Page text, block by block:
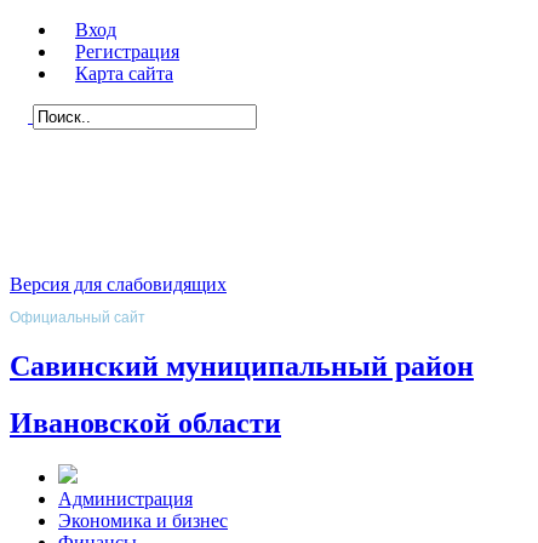
Вход
Регистрация
Карта сайта
Версия для слабовидящих
Официальный сайт
Савинский муниципальный район
Ивановской области
Администрация
Экономика и бизнес